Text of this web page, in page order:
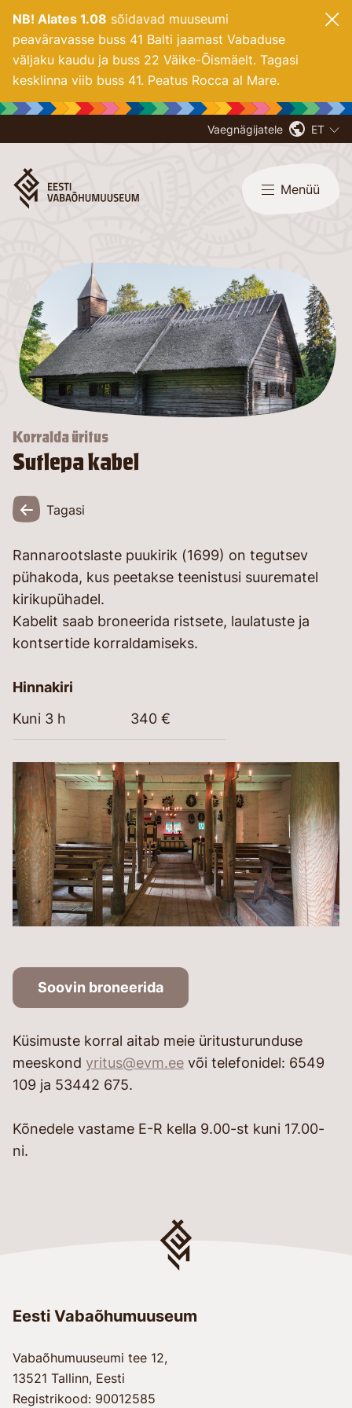
NB! Alates 1.08 sõidavad muuseumi
peaväravasse buss 41 Balti jaamast Vabaduse
väljaku kaudu ja buss 22 Väike-Õismäelt. Tagasi
kesklinna viib buss 41. Peatus Rocca al Mare.
Vaegnägijatele ET
Menüü
Korralda üritus
Sutlepa kabel
Tagasi
Rannarootslaste puukirik (1699) on tegutsev
pühakoda, kus peetakse teenistusi suurematel
kirikupühadel.
Kabelit saab broneerida ristsete, laulatuste ja
kontsertide korraldamiseks.
Hinnakiri
Kuni 3 h
340 €
Soovin broneerida
Küsimuste korral aitab meie üritusturunduse
meeskond yritus@evm.ee või telefonidel: 6549
109 ja 53442 675.
Kõnedele vastame E-R kella 9.00-st kuni 17.00-
ni.
Eesti Vabaõhumuuseum
Vabaõhumuuseumi tee 12,
13521 Tallinn, Eesti
Registrikood: 90012585